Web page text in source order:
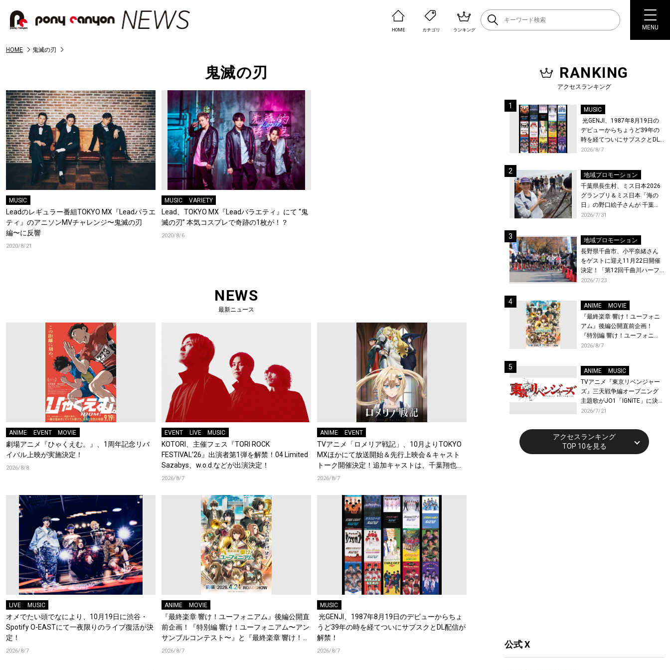
HOME カテゴリ ランキング MENU
HOME 鬼滅の刃
鬼滅の刃
MUSIC
Leadのレギュラー番組TOKYO MX『Leadバラエ
ティ』のアニソンMVチャレンジ〜鬼滅の刃
編〜に反響
2020/8/21
MUSIC VARIETY
Lead、TOKYO MX『Leadバラエティ』にて “鬼
滅の刃” 本気コスプレで奇跡の1枚が！？
2020/8/6
NEWS
最新ニュース
ANIME EVENT MOVIE
劇場アニメ『ひゃくえむ。』、1周年記念リバ
イバル上映が実施決定！
2026/8/8
EVENT LIVE MUSIC
KOTORI、主催フェス『TORI ROCK
FESTIVAL’26』出演者第1弾を解禁！04 Limited
Sazabys、w.o.d.などが出演決定！
2026/8/7
ANIME EVENT
TVアニメ「ロメリア戦記」、10月よりTOKYO
MXほかにて放送開始＆先行上映会＆キャスト
トーク開催決定！追加キャストは、千葉翔也、
梶原岳人、堀江瞬、綿貫竜之介！PV第1弾公
2026/8/7
LIVE MUSIC
オメでたい頭でなにより、10月19日に渋谷・
Spotify O-EASTにて一夜限りのライブ復活が決
定！
2026/8/7
ANIME MOVIE
『最終楽章 響け！ユーフォニアム』後編公開直
前企画！『特別編 響け！ユーフォニアム〜アン
サンブルコンテスト〜』と『最終楽章 響け！ユ
ーフォニアム』前編の一挙上映が決定！
2026/8/7
MUSIC
光GENJI、1987年8月19日のデビューからちょ
うど39年の時を経てついにサブスクとDL配信が
解禁！
2026/8/7
RANKING
アクセスランキング
MUSIC
光GENJI、1987年8月19日の
デビューからちょうど39年の
時を経てついにサブスクとDL
配信が解禁！
2026/8/7
地域プロモーション
千葉県長生村、ミス日本2026
グランプリ＆ミス日本「海の
日」の野口絵子さんが 千葉県
唯一の村・長生村で地引網を
2026/7/31
地域プロモーション
長野県千曲市、小平奈緒さん
をゲストに迎え11月22日開催
決定！「第12回千曲川ハーフ
マラソン」エントリー受付開
2026/7/23
ANIME
MOVIE
『最終楽章 響け！ユーフォニ
アム』後編公開直前企画！
『特別編 響け！ユーフォニア
ム〜アンサンブルコンテス
映が決定！
2026/8/7
ANIME
MUSIC
TVアニメ『東京リベンジャー
ズ』三天戦争編オープニング
主題歌がJO1「IGNITE」に決
定！メンバー全員から喜びと
トが到着！9月に東京・大阪で
先行上映会を開催！
2026/7/21
アクセスランキング
TOP 10を見る
公式 X